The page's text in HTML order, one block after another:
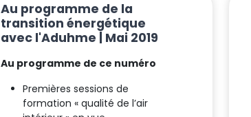
Au programme de la
transition énergétique
avec l'Aduhme | Mai 2019
Au programme de ce numéro
Premières sessions de
formation « qualité de l’air